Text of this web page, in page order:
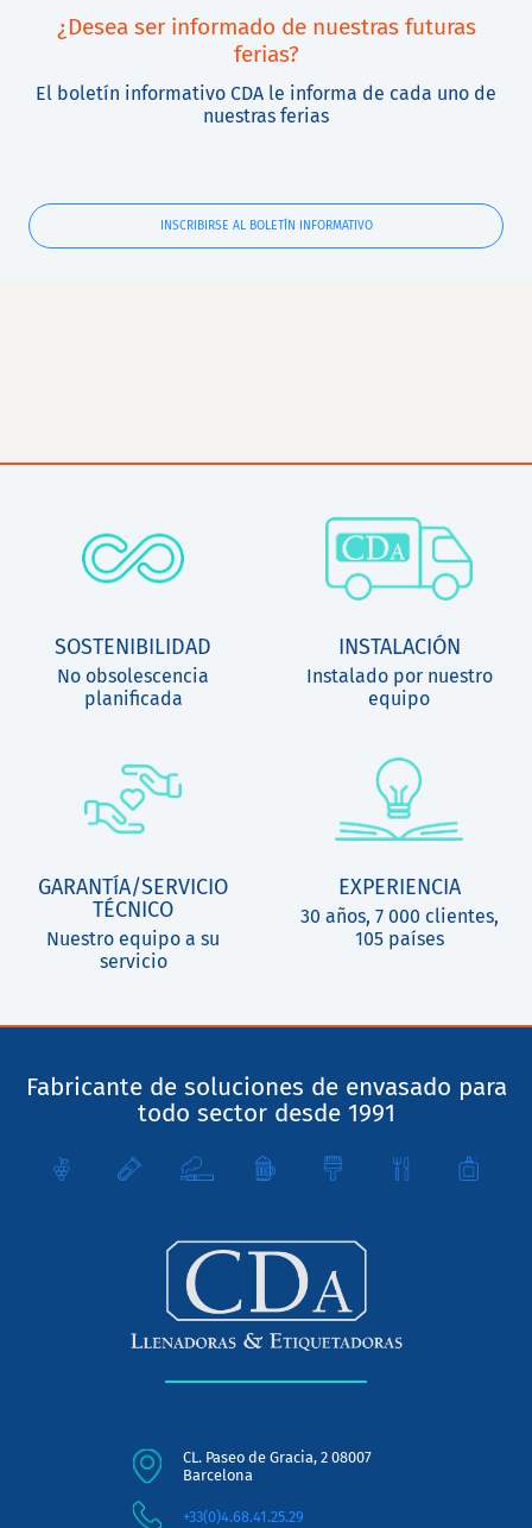
¿Desea ser informado de nuestras futuras
ferias?
El boletín informativo CDA le informa de cada uno de
nuestras ferias
INSCRIBIRSE AL BOLETÍN INFORMATIVO
SOSTENIBILIDAD
No obsolescencia
planificada
INSTALACIÓN
Instalado por nuestro
equipo
GARANTÍA/SERVICIO
TÉCNICO
Nuestro equipo a su
servicio
EXPERIENCIA
30 años, 7 000 clientes,
105 países
Fabricante de soluciones de envasado para
todo sector desde 1991
CL. Paseo de Gracia, 2 08007
Barcelona
+33(0)4.68.41.25.29